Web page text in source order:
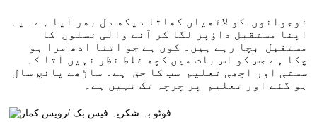
نوجوانوں کو لاٹھیاں کھاتا دیکھ دل بھر آیا ہے۔ یہ
اپنا مستقبل داؤپر لگا کر آنے والی نسلوں کا
مستقبل بچا رہے ہیں۔ کون ہے جو اتنا ادھ مرا ہو
چکا ہے جس کو اس بات میں کچھ غلط نظر نہیں آتا کہ
سستی اور اچھی تعلیم سب کا حق ہے۔ ساڑھے پانچ سال
ہو گئے اور تعلیم پر چرچہ تک نہیں ہے۔